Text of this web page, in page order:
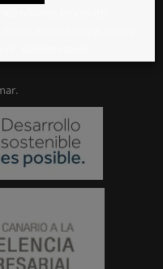
offering locksmith
stairs, tronjas, doors,